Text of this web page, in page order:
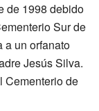
de 1998 debido
Sur de
a un orfanato
Jesús Silva.
Cementerio de